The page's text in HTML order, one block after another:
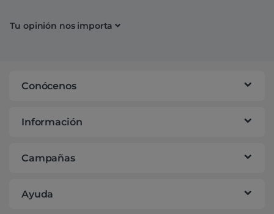
Tu opinión nos importa
Conócenos
Información
Campañas
Ayuda